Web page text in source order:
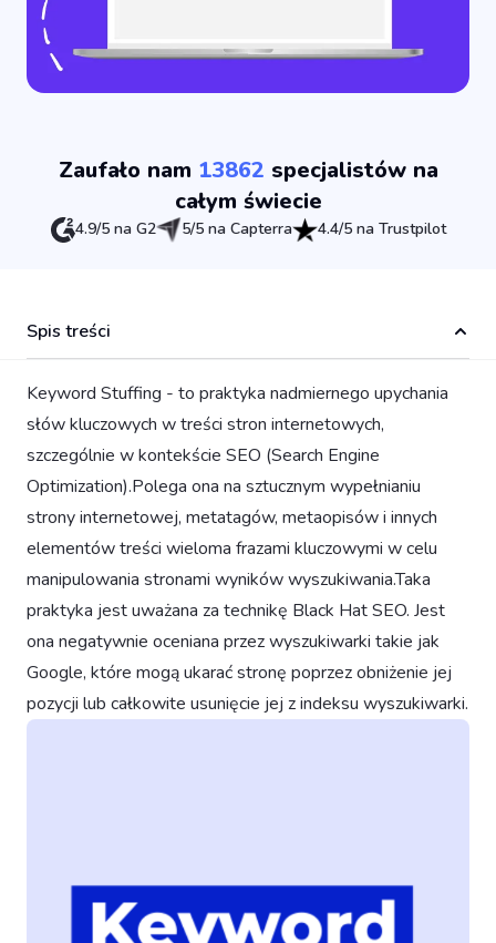
Zaufało nam 13862 specjalistów na
całym świecie
4.9/5 na G2 5/5 na Capterra 4.4/5 na Trustpilot
Spis treści
Keyword Stuffing - to praktyka nadmiernego upychania
słów kluczowych w treści stron internetowych,
szczególnie w kontekście SEO (Search Engine
Optimization).Polega ona na sztucznym wypełnianiu
strony internetowej, metatagów, metaopisów i innych
elementów treści wieloma frazami kluczowymi w celu
manipulowania stronami wyników wyszukiwania.Taka
praktyka jest uważana za technikę Black Hat SEO. Jest
ona negatywnie oceniana przez wyszukiwarki takie jak
Google, które mogą ukarać stronę poprzez obniżenie jej
pozycji lub całkowite usunięcie jej z indeksu wyszukiwarki.